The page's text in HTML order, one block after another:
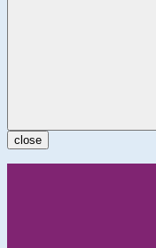
close